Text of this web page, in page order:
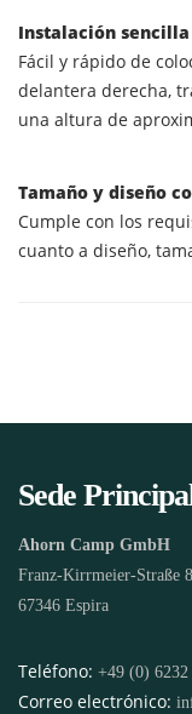
Instalación sencilla
Fácil y rápido de
delantera derecha,
una altura de
Tamaño y diseño
Cumple con los
cuanto a diseño,
Sede
Ahorn Camp GmbH
Franz-Kirrmeier-Straße 8
67346 Espira
Teléfono: +49 (0) 6232
Correo electrónico: